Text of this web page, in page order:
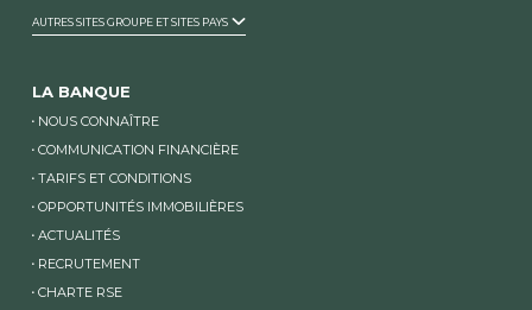
AUTRES SITES GROUPE ET SITES PAYS
LA BANQUE
NOUS CONNAÎTRE
COMMUNICATION FINANCIÈRE
TARIFS ET CONDITIONS
OPPORTUNITÉS IMMOBILIÈRES
ACTUALITÉS
RECRUTEMENT
CHARTE RSE